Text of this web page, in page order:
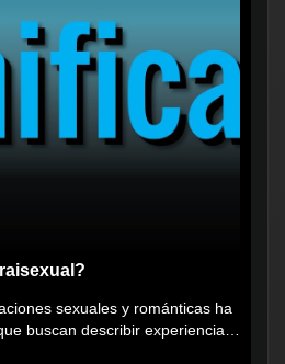
sexuales y románticas ha
buscan describir experiencias